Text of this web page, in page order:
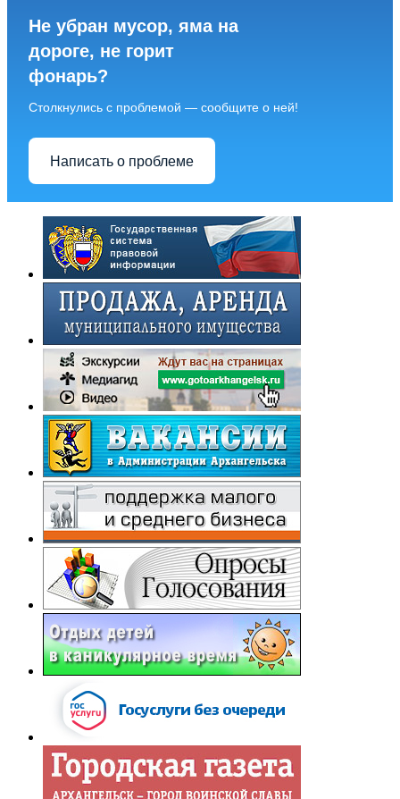
Не убран мусор, яма на
дороге, не горит
фонарь?
Столкнулись с проблемой — сообщите о ней!
Написать о проблеме